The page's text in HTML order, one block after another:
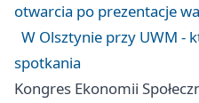
otwarcia po prezentacje
W Olsztynie przy UWM -
spotkania
Kongres Ekonomii